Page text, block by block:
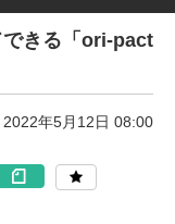
できる「ori-pact
2022年5月12日 08:00